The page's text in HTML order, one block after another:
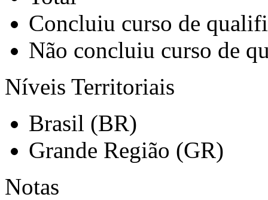
Concluiu curso de
Não concluiu curso de
Níveis Territoriais
Brasil (BR)
Grande Região (GR)
Notas